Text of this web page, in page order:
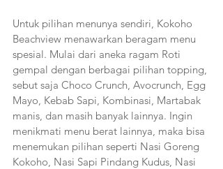
Untuk pilihan menunya sendiri, Kokoho
Beachview menawarkan beragam menu
spesial. Mulai dari aneka ragam Roti
gempal dengan berbagai pilihan topping,
sebut saja Choco Crunch, Avocrunch, Egg
Mayo, Kebab Sapi, Kombinasi, Martabak
manis, dan masih banyak lainnya. Ingin
menikmati menu berat lainnya, maka bisa
menemukan pilihan seperti Nasi Goreng
Kokoho, Nasi Sapi Pindang Kudus, Nasi